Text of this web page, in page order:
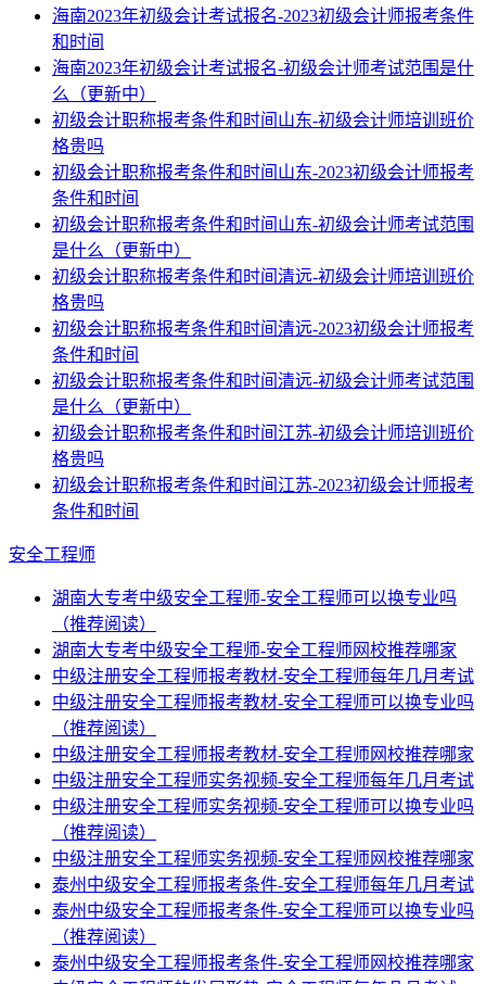
海南2023年初级会计考试报名-2023初级会计师报考条件
和时间
海南2023年初级会计考试报名-初级会计师考试范围是什
么（更新中）
初级会计职称报考条件和时间山东-初级会计师培训班价
格贵吗
初级会计职称报考条件和时间山东-2023初级会计师报考
条件和时间
初级会计职称报考条件和时间山东-初级会计师考试范围
是什么（更新中）
初级会计职称报考条件和时间清远-初级会计师培训班价
格贵吗
初级会计职称报考条件和时间清远-2023初级会计师报考
条件和时间
初级会计职称报考条件和时间清远-初级会计师考试范围
是什么（更新中）
初级会计职称报考条件和时间江苏-初级会计师培训班价
格贵吗
初级会计职称报考条件和时间江苏-2023初级会计师报考
条件和时间
安全工程师
湖南大专考中级安全工程师-安全工程师可以换专业吗
（推荐阅读）
湖南大专考中级安全工程师-安全工程师网校推荐哪家
中级注册安全工程师报考教材-安全工程师每年几月考试
中级注册安全工程师报考教材-安全工程师可以换专业吗
（推荐阅读）
中级注册安全工程师报考教材-安全工程师网校推荐哪家
中级注册安全工程师实务视频-安全工程师每年几月考试
中级注册安全工程师实务视频-安全工程师可以换专业吗
（推荐阅读）
中级注册安全工程师实务视频-安全工程师网校推荐哪家
泰州中级安全工程师报考条件-安全工程师每年几月考试
泰州中级安全工程师报考条件-安全工程师可以换专业吗
（推荐阅读）
泰州中级安全工程师报考条件-安全工程师网校推荐哪家